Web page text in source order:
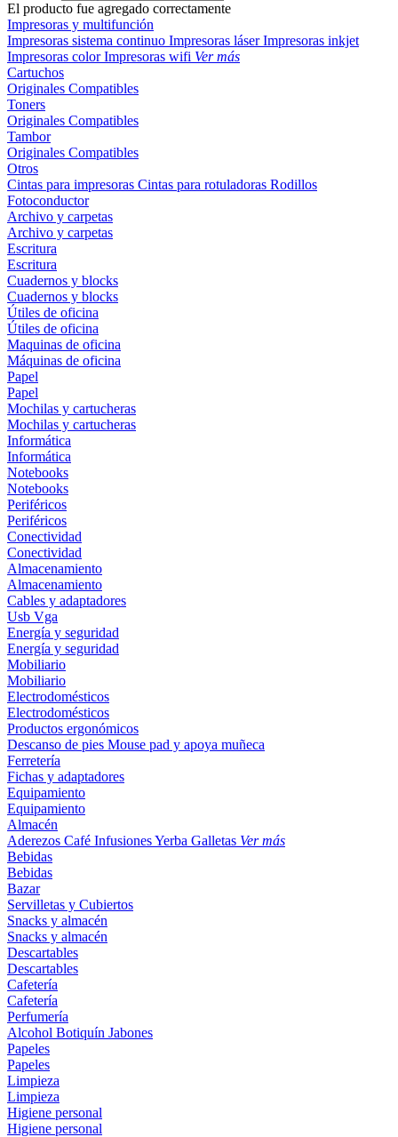
El producto fue agregado correctamente
Impresoras y multifunción
Impresoras sistema continuo Impresoras láserImpresoras inkjet
Impresoras colorImpresoras wifi Ver más
Cartuchos
Originales Compatibles
Toners
Originales Compatibles
Tambor
Originales Compatibles
Otros
Cintas para impresoras Cintas para rotuladoras Rodillos
Fotoconductor
Archivo y carpetas
Archivo y carpetas
Escritura
Escritura
Cuadernos y blocks
Cuadernos y blocks
Útiles de oficina
Útiles de oficina
Maquinas de oficina
Máquinas de oficina
Papel
Papel
Mochilas y cartucheras
Mochilas y cartucheras
Informática
Informática
Notebooks
Notebooks
Periféricos
Periféricos
Conectividad
Conectividad
Almacenamiento
Almacenamiento
Cables y adaptadores
Usb Vga
Energía y seguridad
Energía y seguridad
Mobiliario
Mobiliario
Electrodomésticos
Electrodomésticos
Productos ergonómicos
Descanso de pies Mouse pad y apoya muñeca
Ferretería
Fichas y adaptadores
Equipamiento
Equipamiento
Almacén
Aderezos Café InfusionesYerba Galletas Ver más
Bebidas
Bebidas
Bazar
Servilletas y Cubiertos
Snacks y almacén
Snacks y almacén
Descartables
Descartables
Cafetería
Cafetería
Perfumería
Alcohol Botiquín Jabones
Papeles
Papeles
Limpieza
Limpieza
Higiene personal
Higiene personal